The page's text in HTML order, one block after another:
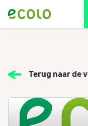
Terug naar de